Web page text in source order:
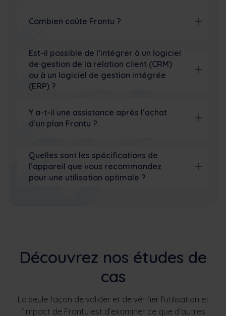
Combien coûte Frontu ?
Est-il possible de l’intégrer à un logiciel
de gestion de la relation client (CRM)
ou à un logiciel de gestion intégrée
(ERP) ?
Y a-t-il une assistance après l’achat
d’un plan Frontu ?
Quelles sont les spécifications de
l’appareil que vous recommandez
pour une utilisation optimale ?
Découvrez nos études de
cas
La seule façon de valider et de vérifier l’utilisation et
l’impact de Frontu est d’examiner ce que d’autres